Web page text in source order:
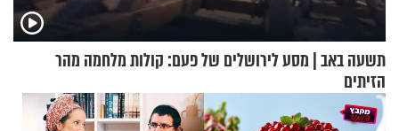
תשעה באב | מסע לירושלים של פעם: קולות מלחמה מהר
הזיתים